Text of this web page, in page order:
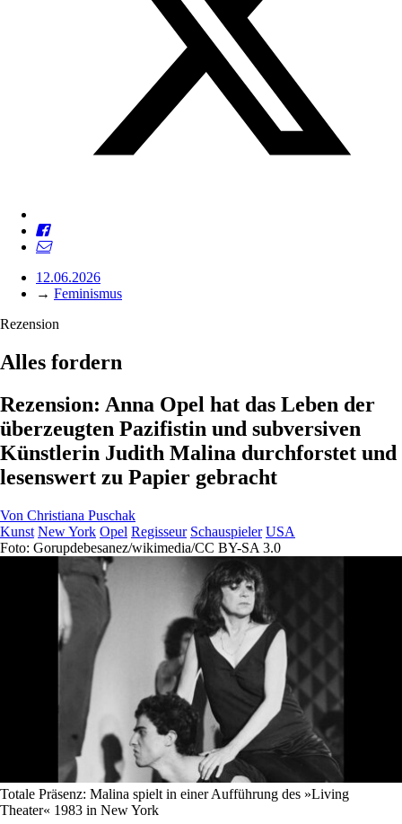
12.06.2026
→ Feminismus
Rezension
Alles fordern
Rezension: Anna Opel hat das Leben der
überzeugten Pazifistin und subversiven
Künstlerin Judith Malina durchforstet und
lesenswert zu Papier gebracht
Von Christiana Puschak
Kunst New York Opel Regisseur Schauspieler USA
Foto: Gorupdebesanez/wikimedia/CC BY-SA 3.0
Totale Präsenz: Malina spielt in einer Aufführung des »Living
Theater« 1983 in New York